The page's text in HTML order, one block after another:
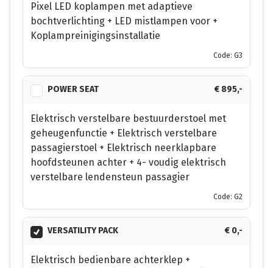
Pixel LED koplampen met adaptieve
bochtverlichting + LED mistlampen voor +
Koplampreinigingsinstallatie
Code: G3
POWER SEAT € 895,-
Elektrisch verstelbare bestuurderstoel met
geheugenfunctie + Elektrisch verstelbare
passagierstoel + Elektrisch neerklapbare
hoofdsteunen achter + 4- voudig elektrisch
verstelbare lendensteun passagier
Code: G2
VERSATILITY PACK € 0,-
Elektrisch bedienbare achterklep +